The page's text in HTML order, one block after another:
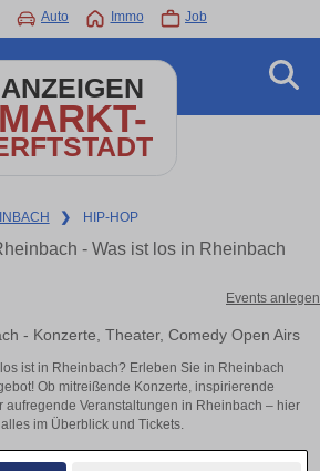
Auto Immo Job
ANZEIGEN
MARKT-
❯ HIP-HOP
- Was ist los in Rheinbach
Events anlegen
- Konzerte, Theater, Comedy Open Airs
ist in Rheinbach? Erleben Sie in Rheinbach
Ob mitreißende Konzerte, inspirierende
aufregende Veranstaltungen in Rheinbach – hier
im Überblick und Tickets.